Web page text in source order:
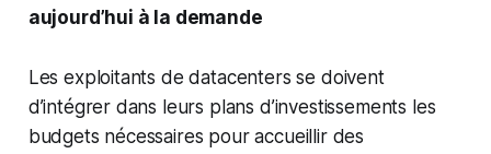
aujourd’hui à la demande
Les exploitants de datacenters se doivent
d’intégrer dans leurs plans d’investissements les
budgets nécessaires pour accueillir des